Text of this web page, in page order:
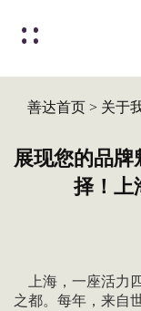
善达首页> 关于
展现您的品
择！上
上海，一座活力
之都。每年，来自